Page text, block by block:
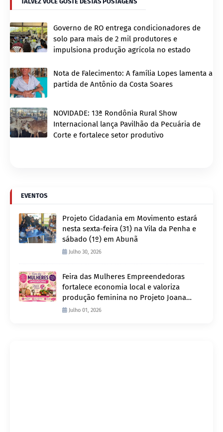
Governo de RO entrega condicionadores de
solo para mais de 2 mil produtores e
impulsiona produção agrícola no estado
Nota de Falecimento: A família Lopes lamenta a
partida de Antônio da Costa Soares
NOVIDADE: 13ª Rondônia Rural Show
Internacional lança Pavilhão da Pecuária de
Corte e fortalece setor produtivo
EVENTOS
Projeto Cidadania em Movimento estará
nesta sexta-feira (31) na Vila da Penha e
sábado (1º) em Abunã
Julho 30, 2026
Feira das Mulheres Empreendedoras
fortalece economia local e valoriza
produção feminina no Projeto Joana
D’Arc
Julho 01, 2026